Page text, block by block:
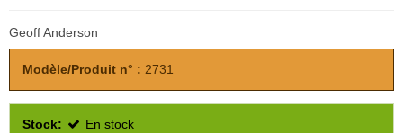
Geoff Anderson
Modèle/Produit n° : 2731
Stock: En stock